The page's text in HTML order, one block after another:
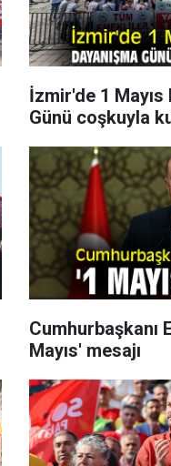
İzmir'de 1 Mayıs
Günü coşkuyla
Cumhurbaşkanı
Mayıs' mesajı